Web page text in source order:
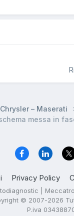
– Maserati
messa in
Privacy Policy
|
© 2007-2026
P.iva